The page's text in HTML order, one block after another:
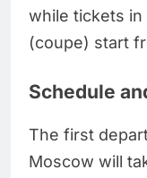
while tickets
(coupe) start
Schedule
The first
Moscow will